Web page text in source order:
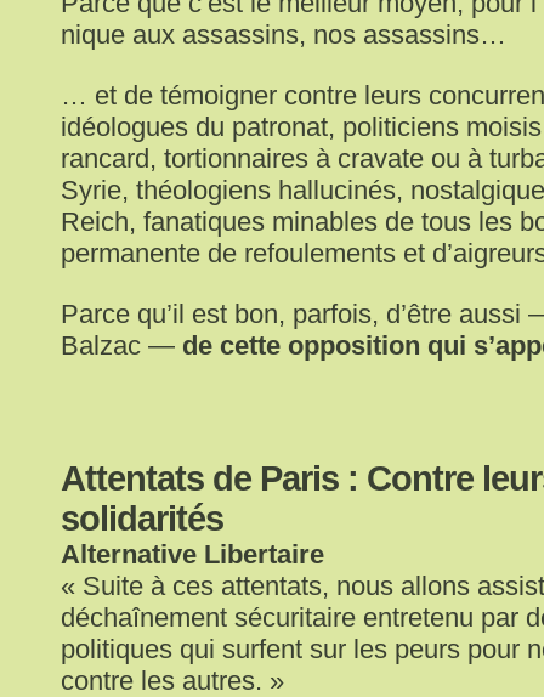
nique aux assassins, nos assassins…
… et de témoigner contre leurs
idéologues du patronat, politiciens
rancard, tortionnaires à cravate ou à
Syrie, théologiens hallucinés,
Reich, fanatiques minables de tous les
permanente de refoulements et
Parce qu’il est bon, parfois, d’être
Balzac — de cette opposition qui
Attentats de Paris : Contre
solidarités
Alternative Libertaire
« Suite à ces attentats, nous allons
déchaînement sécuritaire entretenu par
politiques qui surfent sur les peurs pour
contre les autres. »